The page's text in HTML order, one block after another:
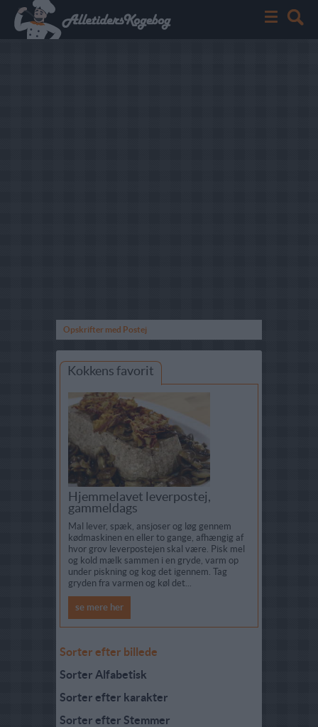
Opskrifter med Postej
Kokkens favorit
Hjemmelavet leverpostej,
gammeldags
Mal lever, spæk, ansjoser og løg gennem
kødmaskinen en eller to gange, afhængig af
hvor grov leverpostejen skal være. Pisk mel
og kold mælk sammen i en gryde, varm op
under piskning og kog det igennem. Tag
gryden fra varmen og køl det...
se mere her
Sorter efter billede
Sorter Alfabetisk
Sorter efter karakter
Sorter efter Stemmer